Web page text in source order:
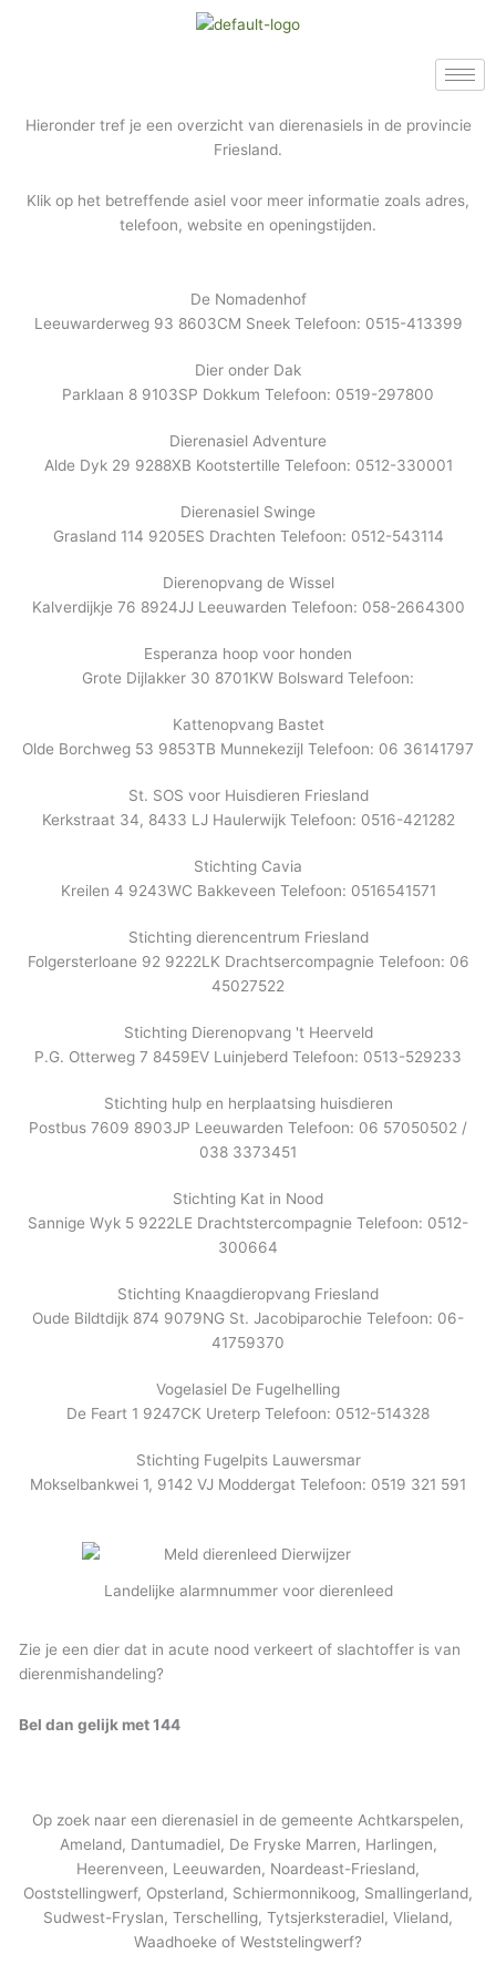
Hieronder tref je een overzicht van dierenasiels in de provincie
Friesland.
Klik op het betreffende asiel voor meer informatie zoals adres,
telefoon, website en openingstijden.
De Nomadenhof
Leeuwarderweg 93 8603CM Sneek Telefoon: 0515-413399
Dier onder Dak
Parklaan 8 9103SP Dokkum Telefoon: 0519-297800
Dierenasiel Adventure
Alde Dyk 29 9288XB Kootstertille Telefoon: 0512-330001
Dierenasiel Swinge
Grasland 114 9205ES Drachten Telefoon: 0512-543114
Dierenopvang de Wissel
Kalverdijkje 76 8924JJ Leeuwarden Telefoon: 058-2664300
Esperanza hoop voor honden
Grote Dijlakker 30 8701KW Bolsward Telefoon:
Kattenopvang Bastet
Olde Borchweg 53 9853TB Munnekezijl Telefoon: 06 36141797
St. SOS voor Huisdieren Friesland
Kerkstraat 34, 8433 LJ Haulerwijk Telefoon: 0516-421282
Stichting Cavia
Kreilen 4 9243WC Bakkeveen Telefoon: 0516541571
Stichting dierencentrum Friesland
Folgersterloane 92 9222LK Drachtsercompagnie Telefoon: 06
45027522
Stichting Dierenopvang 't Heerveld
P.G. Otterweg 7 8459EV Luinjeberd Telefoon: 0513-529233
Stichting hulp en herplaatsing huisdieren
Postbus 7609 8903JP Leeuwarden Telefoon: 06 57050502 /
038 3373451
Stichting Kat in Nood
Sannige Wyk 5 9222LE Drachtstercompagnie Telefoon: 0512-
300664
Stichting Knaagdieropvang Friesland
Oude Bildtdijk 874 9079NG St. Jacobiparochie Telefoon: 06-
41759370
Vogelasiel De Fugelhelling
De Feart 1 9247CK Ureterp Telefoon: 0512-514328
Stichting Fugelpits Lauwersmar
Mokselbankwei 1, 9142 VJ Moddergat Telefoon: 0519 321 591
Landelijke alarmnummer voor dierenleed
Zie je een dier dat in acute nood verkeert of slachtoffer is van
dierenmishandeling?
Bel dan gelijk met 144
Op zoek naar een dierenasiel in de gemeente Achtkarspelen,
Ameland, Dantumadiel, De Fryske Marren, Harlingen,
Heerenveen, Leeuwarden, Noardeast-Friesland,
Ooststellingwerf, Opsterland, Schiermonnikoog, Smallingerland,
Sudwest-Fryslan, Terschelling, Tytsjerksteradiel, Vlieland,
Waadhoeke of Weststelingwerf?